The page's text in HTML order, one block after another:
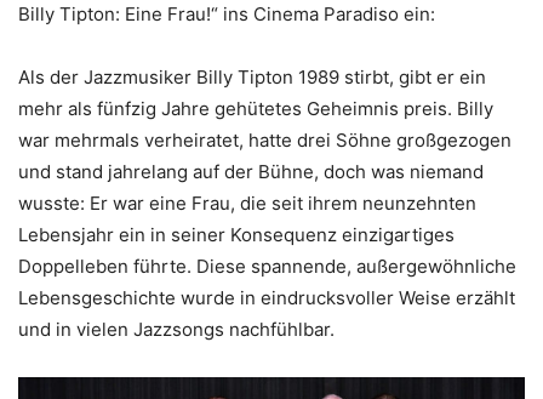
Billy Tipton: Eine Frau!“ ins Cinema Paradiso ein:
Als der Jazzmusiker Billy Tipton 1989 stirbt, gibt er ein
mehr als fünfzig Jahre gehütetes Geheimnis preis. Billy
war mehrmals verheiratet, hatte drei Söhne großgezogen
und stand jahrelang auf der Bühne, doch was niemand
wusste: Er war eine Frau, die seit ihrem neunzehnten
Lebensjahr ein in seiner Konsequenz einzigartiges
Doppelleben führte. Diese spannende, außergewöhnliche
Lebensgeschichte wurde in eindrucksvoller Weise erzählt
und in vielen Jazzsongs nachfühlbar.